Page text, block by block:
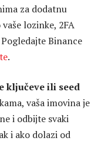
za dodatnu
lozinke, 2FA
Binance
.
ključeve ili seed
vaša imovina je
i odbijte svaki
i ako dolazi od